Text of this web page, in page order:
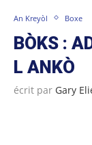
An Kreyòl Boxe
BÒKS :
L ANKÒ
écrit par Gary